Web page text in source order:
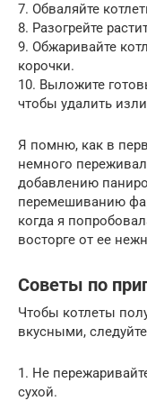
7. Обваляйте
8. Разогрейте
9. Обжаривайте
корочки.
10. Выложите
чтобы удалить
Я помню, как в
немного
добавлению
перемешиванию
когда я
восторге от ее
Советы по
Чтобы котлеты
вкусными,
1. Не
сухой.